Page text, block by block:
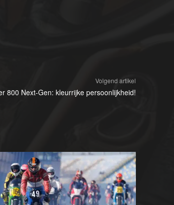
Volgend artikel
800 Next-Gen: kleurrijke persoonlijkheid!